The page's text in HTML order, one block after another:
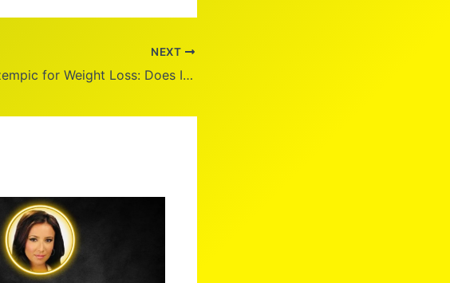
NEXT
Ozempic for Weight Loss: Does It Really Work?